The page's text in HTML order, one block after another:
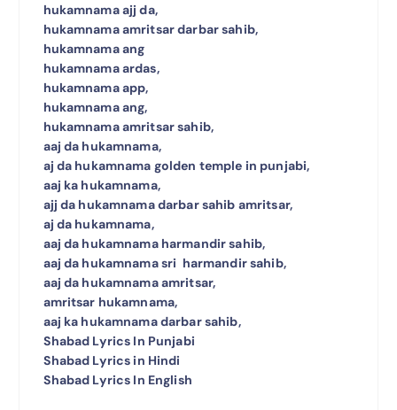
hukamnama ajj da,
hukamnama amritsar darbar sahib,
hukamnama ang
hukamnama ardas,
hukamnama app,
hukamnama ang,
hukamnama amritsar sahib,
aaj da hukamnama,
aj da hukamnama golden temple in punjabi,
aaj ka hukamnama,
ajj da hukamnama darbar sahib amritsar,
aj da hukamnama,
aaj da hukamnama harmandir sahib,
aaj da hukamnama sri harmandir sahib,
aaj da hukamnama amritsar,
amritsar hukamnama,
aaj ka hukamnama darbar sahib,
Shabad Lyrics In Punjabi
Shabad Lyrics in Hindi
Shabad Lyrics In English